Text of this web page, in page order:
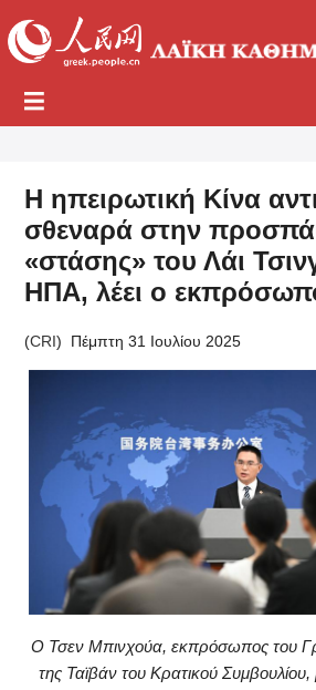
Η ηπειρωτική Κίνα
σθεναρά στην
«στάσης» του Λάι
ΗΠΑ, λέει ο
(CRI) Πέμπτη 31 Ιουλίου 2025
Ο Τσεν Μπινχούα, εκπρόσωπος του
της Ταϊβάν του Κρατικού Συμβουλίου,